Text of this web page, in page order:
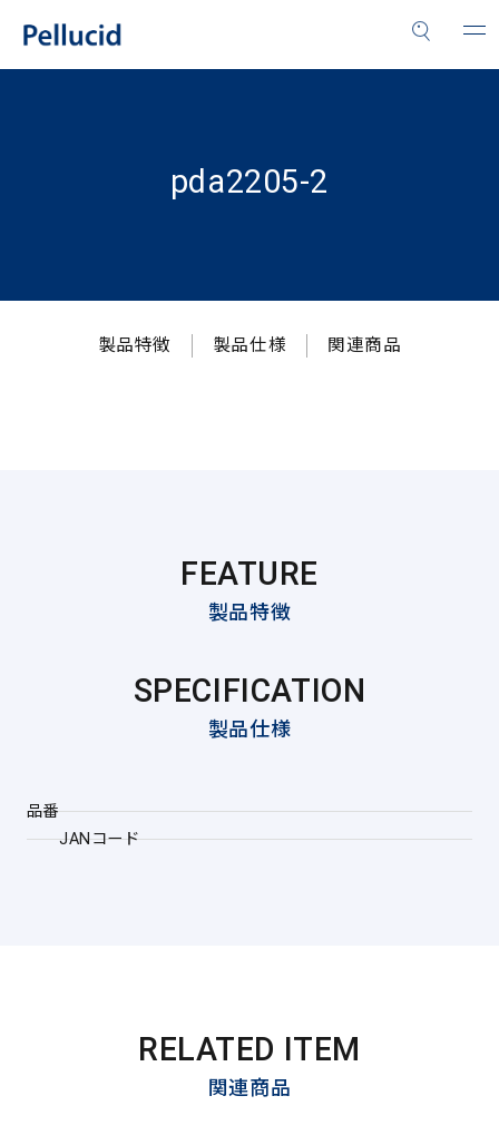
pda2205-2
製品特徴 製品仕様 関連商品
FEATURE
製品特徴
SPECIFICATION
製品仕様
品番
JANコード
RELATED ITEM
関連商品